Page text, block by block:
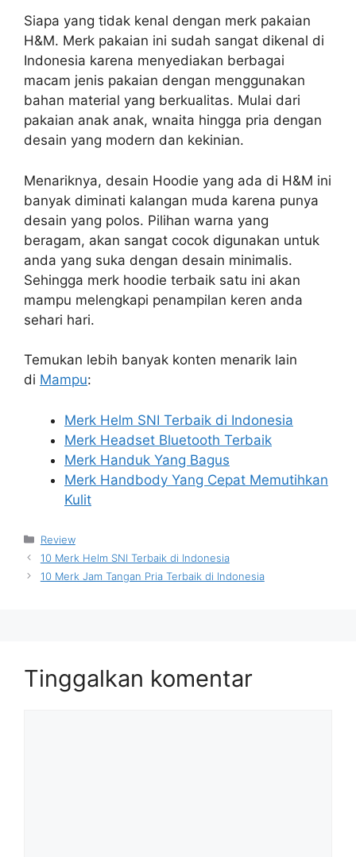
Siapa yang tidak kenal dengan merk pakaian
H&M. Merk pakaian ini sudah sangat dikenal di
Indonesia karena menyediakan berbagai
macam jenis pakaian dengan menggunakan
bahan material yang berkualitas. Mulai dari
pakaian anak anak, wnaita hingga pria dengan
desain yang modern dan kekinian.
Menariknya, desain Hoodie yang ada di H&M ini
banyak diminati kalangan muda karena punya
desain yang polos. Pilihan warna yang
beragam, akan sangat cocok digunakan untuk
anda yang suka dengan desain minimalis.
Sehingga merk hoodie terbaik satu ini akan
mampu melengkapi penampilan keren anda
sehari hari.
Temukan lebih banyak konten menarik lain
di Mampu:
Merk Helm SNI Terbaik di Indonesia
Merk Headset Bluetooth Terbaik
Merk Handuk Yang Bagus
Merk Handbody Yang Cepat Memutihkan
Kulit
Kategori
Review
10 Merk Helm SNI Terbaik di Indonesia
10 Merk Jam Tangan Pria Terbaik di Indonesia
Tinggalkan komentar